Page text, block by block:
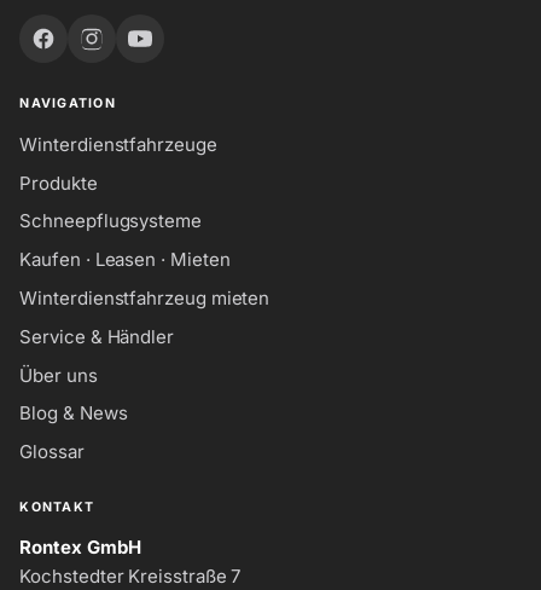
NAVIGATION
Winterdienstfahrzeuge
Produkte
Schneepflugsysteme
Kaufen · Leasen · Mieten
Winterdienstfahrzeug mieten
Service & Händler
Über uns
Blog & News
Glossar
KONTAKT
Rontex GmbH
Kochstedter Kreisstraße 7